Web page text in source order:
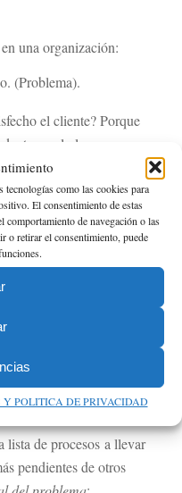
tecnologías como las cookies para
El consentimiento de estas
comportamiento de navegación o las
o retirar el consentimiento, puede
Y POLITICA DE PRIVACIDAD
una organización:
(Problema).
el cliente? Porque
en el plazo que
plazo? Porque realizar
que calculamos
del previsto?
del proyecto.
fácil? Porque
el trabajo y no
y etapas
de procesos a llevar
pendientes de otros